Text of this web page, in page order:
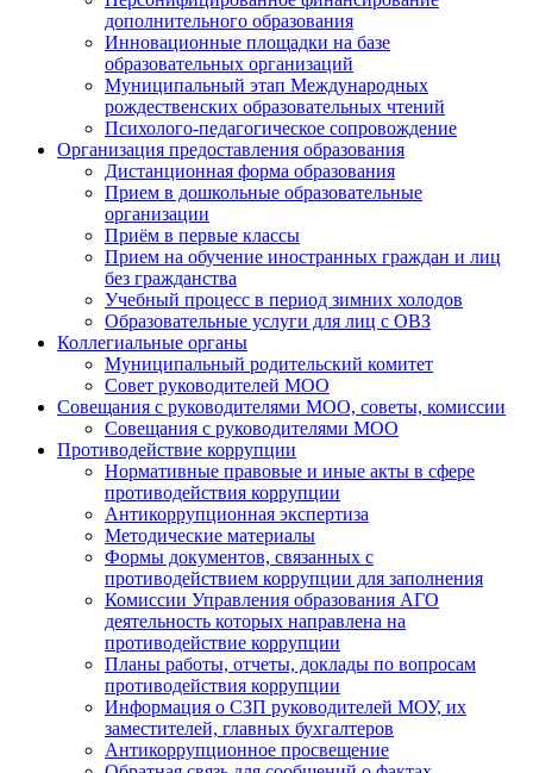
дополнительного образования
Инновационные площадки на базе
образовательных организаций
Муниципальный этап Международных
рождественских образовательных чтений
Психолого-педагогическое сопровождение
Организация предоставления образования
Дистанционная форма образования
Прием в дошкольные образовательные
организации
Приём в первые классы
Прием на обучение иностранных граждан и лиц
без гражданства
Учебный процесс в период зимних холодов
Образовательные услуги для лиц с ОВЗ
Коллегиальные органы
Муниципальный родительский комитет
Совет руководителей МОО
Совещания с руководителями МОО, советы, комиссии
Совещания с руководителями МОО
Противодействие коррупции
Нормативные правовые и иные акты в сфере
противодействия коррупции
Антикоррупционная экспертиза
Методические материалы
Формы документов, связанных с
противодействием коррупции для заполнения
Комиссии Управления образования АГО
деятельность которых направлена на
противодействие коррупции
Планы работы, отчеты, доклады по вопросам
противодействия коррупции
Информация о СЗП руководителей МОУ, их
заместителей, главных бухгалтеров
Антикоррупционное просвещение